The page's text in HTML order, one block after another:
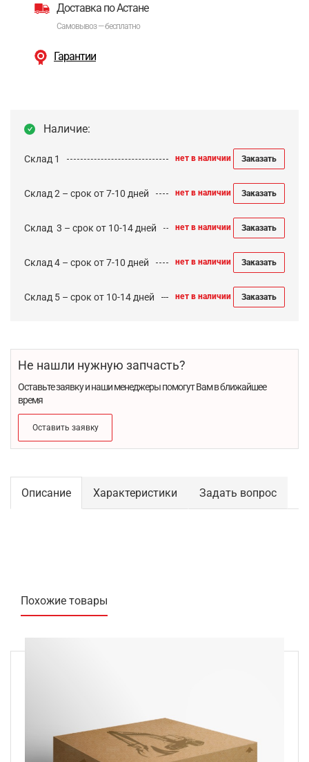
Доставка по Астане
Самовывоз — бесплатно
Гарантии
Наличие:
Склад 1 нет в наличии Заказать
Склад 2 – срок от 7-10 дней нет в наличии Заказать
Cклад 3 – срок от 10-14 дней нет в наличии Заказать
Склад 4 – срок от 7-10 дней нет в наличии Заказать
Склад 5 – срок от 10-14 дней нет в наличии Заказать
Не нашли нужную запчасть?
Оставьте заявку и наши менеджеры помогут Вам в ближайшее
время
Оставить заявку
Описание Характеристики Задать вопрос
Похожие товары